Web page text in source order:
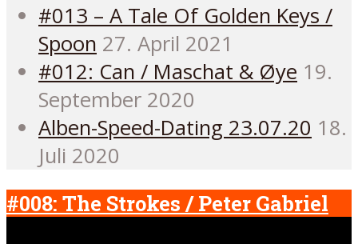
#013 – A Tale Of Golden Keys /
Spoon 27. April 2021
#012: Can / Maschat & Øye 19.
September 2020
Alben-Speed-Dating 23.07.20 18.
Juli 2020
#008: The Strokes / Peter Gabriel